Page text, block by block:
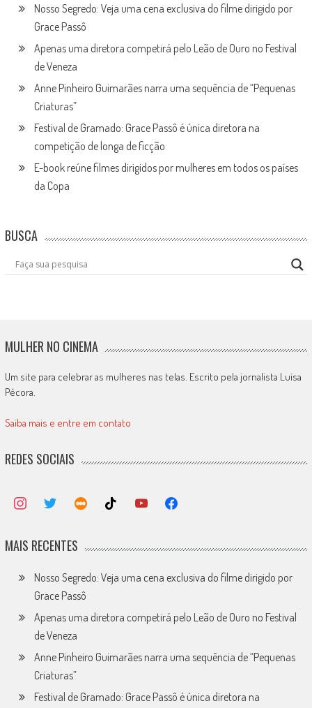
Nosso Segredo: Veja uma cena exclusiva do filme dirigido por
Grace Passô
Apenas uma diretora competirá pelo Leão de Ouro no Festival
de Veneza
Anne Pinheiro Guimarães narra uma sequência de “Pequenas
Criaturas”
Festival de Gramado: Grace Passô é única diretora na
competição de longa de ficção
E-book reúne filmes dirigidos por mulheres em todos os países
da Copa
BUSCA
MULHER NO CINEMA
Um site para celebrar as mulheres nas telas. Escrito pela jornalista Luísa
Pécora.
Saiba mais e entre em contato
REDES SOCIAIS
MAIS RECENTES
Nosso Segredo: Veja uma cena exclusiva do filme dirigido por
Grace Passô
Apenas uma diretora competirá pelo Leão de Ouro no Festival
de Veneza
Anne Pinheiro Guimarães narra uma sequência de “Pequenas
Criaturas”
Festival de Gramado: Grace Passô é única diretora na